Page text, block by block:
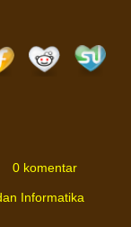
0 komentar
Informatika